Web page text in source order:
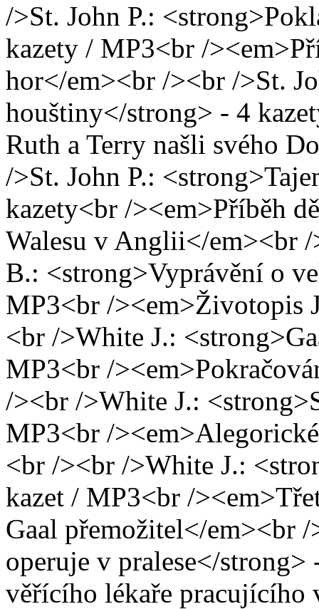
/>St. John P.:
kazety / MP3<br /
hor</em><br /><br />St.
houštiny</strong> - 4
Ruth a Terry našli svého
/>St. John P.:
kazety<br /><em>Příběh
Walesu v Anglii</em><br
B.: <strong>Vyprávění o
MP3<br /><em>Životopis
<br />White J.:
MP3<br /
/><br />White J.:
MP3<br /
<br /><br />White J.:
kazet / MP3<br /
Gaal přemožitel</em><br
operuje v pralese</
věřícího lékaře pracujícího